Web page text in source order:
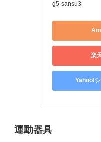
g5-sansu3
楽
Yahoo!
運動器具